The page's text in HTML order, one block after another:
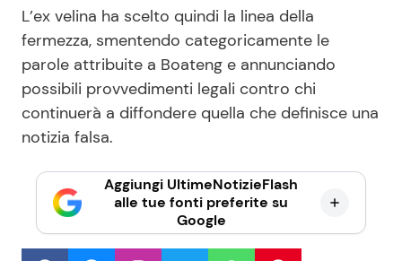
L’ex velina ha scelto quindi la linea della
fermezza, smentendo categoricamente le
parole attribuite a Boateng e annunciando
possibili provvedimenti legali contro chi
continuerà a diffondere quella che definisce una
notizia falsa.
Aggiungi UltimeNotizieFlash
alle tue fonti preferite su
Google